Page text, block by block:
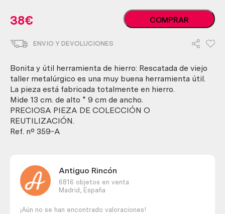
38€
Tornillo
de
Buen
estado.
Pinza
apriete.
cantidad
COMPRAR
ENVIO Y DEVOLUCIONES
Bonita y útil herramienta de hierro: Rescatada de viejo
taller metalúrgico es una muy buena herramienta útil.
La pieza está fabricada totalmente en hierro.
Mide 13 cm. de alto * 9 cm de ancho.
PRECIOSA PIEZA DE COLECCIÓN O
REUTILIZACIÓN.
Ref. nº 359-A
Antiguo Rincón
6816 objetos en venta
Madrid,
España
¡Aún no se han encontrado valoraciones!